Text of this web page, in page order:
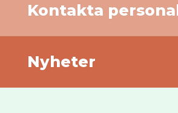
Kontakta
Nyheter